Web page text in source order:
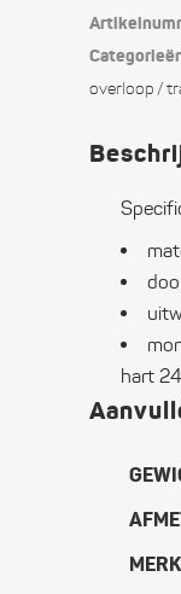
overloop
quantity
overloop /
hart
MERK